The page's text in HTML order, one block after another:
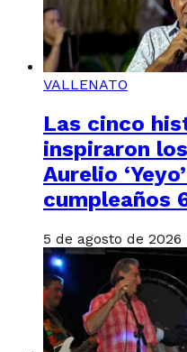
VALLENATO
Las cinco
inspiraron
Aurelio
cumpleaños
5 de agosto de 2026